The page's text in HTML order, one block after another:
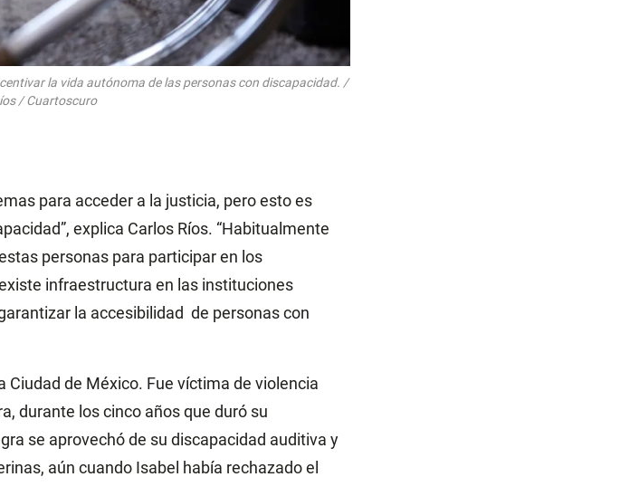
la vida autónoma de las personas con discapacidad. /
/ Cuartoscuro
para acceder a la justicia, pero esto es
explica Carlos Ríos. “Habitualmente
personas para participar en los
infraestructura en las instituciones
la accesibilidad de personas con
Ciudad de México. Fue víctima de violencia
durante los cinco años que duró su
se aprovechó de su discapacidad auditiva y
aún cuando Isabel había rechazado el